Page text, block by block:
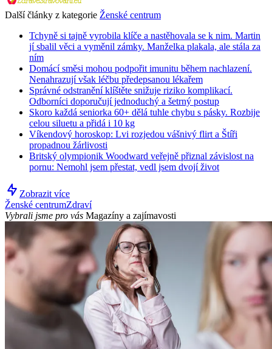
Další články z kategorie Ženské centrum
Tchyně si tajně vyrobila klíče a nastěhovala se k nim. Martin
jí sbalil věci a vyměnil zámky. Manželka plakala, ale stála za
ním
Domácí směsi mohou podpořit imunitu během nachlazení.
Nenahrazují však léčbu předepsanou lékařem
Správné odstranění klíštěte snižuje riziko komplikací.
Odborníci doporučují jednoduchý a šetrný postup
Skoro každá seniorka 60+ dělá tuhle chybu s pásky. Rozbije
celou siluetu a přidá i 10 kg
Víkendový horoskop: Lvi rozjedou vášnivý flirt a Štíři
propadnou žárlivosti
Britský olympionik Woodward veřejně přiznal závislost na
pornu: Nemohl jsem přestat, vedl jsem dvojí život
Zobrazit více
Ženské centrumZdraví
Vybrali jsme pro vás Magazíny a zajímavosti